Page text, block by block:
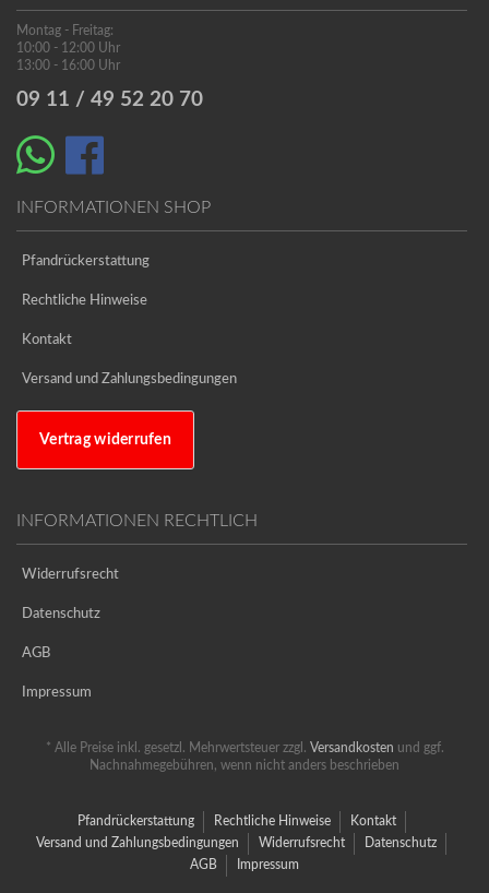
Montag - Freitag:
10:00 - 12:00 Uhr
13:00 - 16:00 Uhr
09 11 / 49 52 20 70
INFORMATIONEN SHOP
Pfandrückerstattung
Rechtliche Hinweise
Kontakt
Versand und Zahlungsbedingungen
Vertrag widerrufen
INFORMATIONEN RECHTLICH
Widerrufsrecht
Datenschutz
AGB
Impressum
* Alle Preise inkl. gesetzl. Mehrwertsteuer zzgl. Versandkosten und ggf.
Nachnahmegebühren, wenn nicht anders beschrieben
Pfandrückerstattung Rechtliche Hinweise
Kontakt
Versand und Zahlungsbedingungen
Widerrufsrecht
Datenschutz
AGB
Impressum